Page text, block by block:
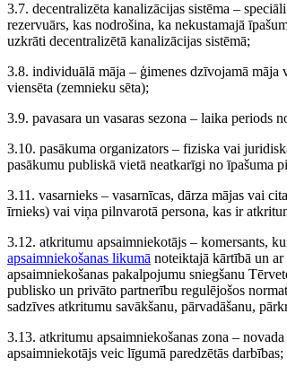
3.7. decentralizēta kanalizācijas sistēma –
rezervuārs, kas nodrošina, ka nekustamajā
uzkrāti decentralizētā kanalizācijas sistēmā;
3.8. individuālā māja – ģimenes dzīvojamā māja
viensēta (zemnieku sēta);
3.9. pavasara un vasaras sezona – laika periods
3.10. pasākuma organizators – fiziska vai
pasākumu publiskā vietā neatkarīgi no īpašuma
3.11. vasarnieks – vasarnīcas, dārza mājas vai
īrnieks) vai viņa pilnvarotā persona, kas ir
3.12. atkritumu apsaimniekotājs – komersants,
apsaimniekošanas likumā noteiktajā kārtībā un
apsaimniekošanas pakalpojumu sniegšanu
publisko un privāto partnerību regulējošos
sadzīves atkritumu savākšanu, pārvadāšanu,
3.13. atkritumu apsaimniekošanas zona –
apsaimniekotājs veic līgumā paredzētās darbības;